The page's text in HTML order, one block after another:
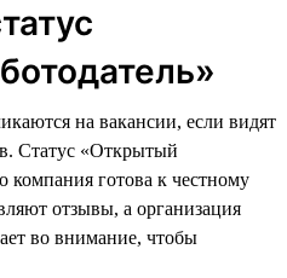
на вакансии, если видят
Статус «Открытый
компания готова к честному
отзывы, а организация
во внимание, чтобы